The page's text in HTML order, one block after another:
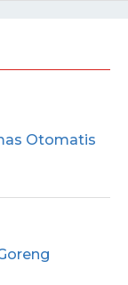
Otomatis